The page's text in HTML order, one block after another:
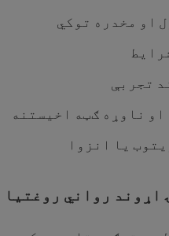
او مخدره توکي
تجربې
او ناوړه ګټه اخیستنه
یا انزوا
اړوند رواني روغتیا